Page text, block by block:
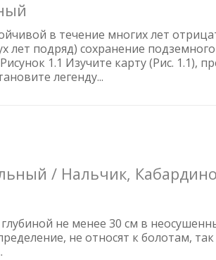
в течение многих лет
подряд) сохранение
Рисунок 1.1 Изучите карту (Рис. 1.1),
легенду...
/ Нальчик,
не менее 30 см в
не относят к болотам, так